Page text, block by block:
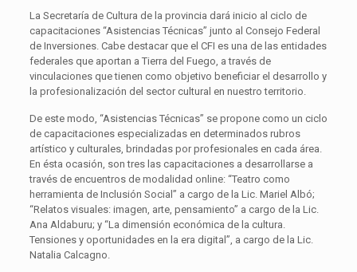
La Secretaría de Cultura de la provincia dará inicio al ciclo de
capacitaciones “Asistencias Técnicas” junto al Consejo Federal
de Inversiones. Cabe destacar que el CFI es una de las entidades
federales que aportan a Tierra del Fuego, a través de
vinculaciones que tienen como objetivo beneficiar el desarrollo y
la profesionalización del sector cultural en nuestro territorio.
De este modo, “Asistencias Técnicas” se propone como un ciclo
de capacitaciones especializadas en determinados rubros
artístico y culturales, brindadas por profesionales en cada área.
En ésta ocasión, son tres las capacitaciones a desarrollarse a
través de encuentros de modalidad online: “Teatro como
herramienta de Inclusión Social” a cargo de la Lic. Mariel Albó;
“Relatos visuales: imagen, arte, pensamiento” a cargo de la Lic.
Ana Aldaburu; y “La dimensión económica de la cultura.
Tensiones y oportunidades en la era digital”, a cargo de la Lic.
Natalia Calcagno.